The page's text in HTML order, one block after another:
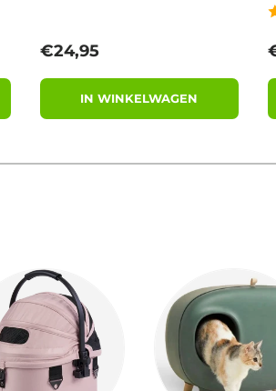
Reguliere prijs
€24,95
IN WINKELWAGEN